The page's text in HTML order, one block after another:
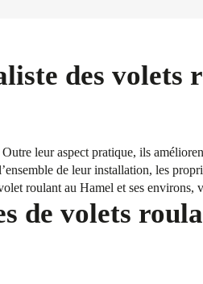
des volets
leur aspect pratique, ils
de leur installation, les
roulant au Hamel et ses environs,
de volets